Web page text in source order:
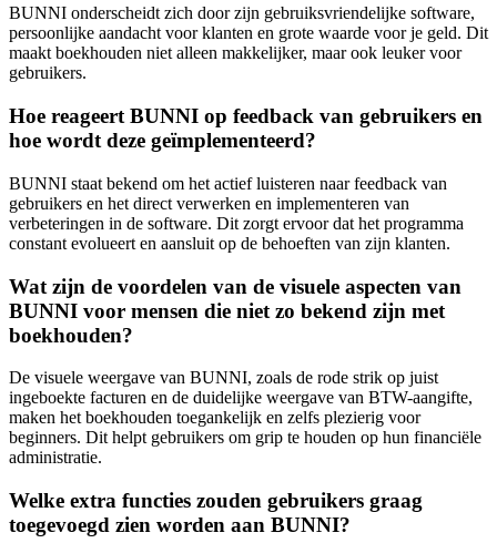
BUNNI onderscheidt zich door zijn gebruiksvriendelijke software,
persoonlijke aandacht voor klanten en grote waarde voor je geld. Dit
maakt boekhouden niet alleen makkelijker, maar ook leuker voor
gebruikers.
Hoe reageert BUNNI op feedback van gebruikers en
hoe wordt deze geïmplementeerd?
BUNNI staat bekend om het actief luisteren naar feedback van
gebruikers en het direct verwerken en implementeren van
verbeteringen in de software. Dit zorgt ervoor dat het programma
constant evolueert en aansluit op de behoeften van zijn klanten.
Wat zijn de voordelen van de visuele aspecten van
BUNNI voor mensen die niet zo bekend zijn met
boekhouden?
De visuele weergave van BUNNI, zoals de rode strik op juist
ingeboekte facturen en de duidelijke weergave van BTW-aangifte,
maken het boekhouden toegankelijk en zelfs plezierig voor
beginners. Dit helpt gebruikers om grip te houden op hun financiële
administratie.
Welke extra functies zouden gebruikers graag
toegevoegd zien worden aan BUNNI?